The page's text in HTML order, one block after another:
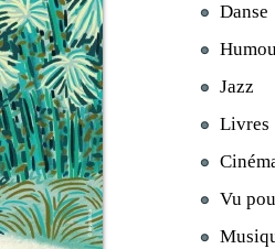
Danse
Jazz
Livres
Vu